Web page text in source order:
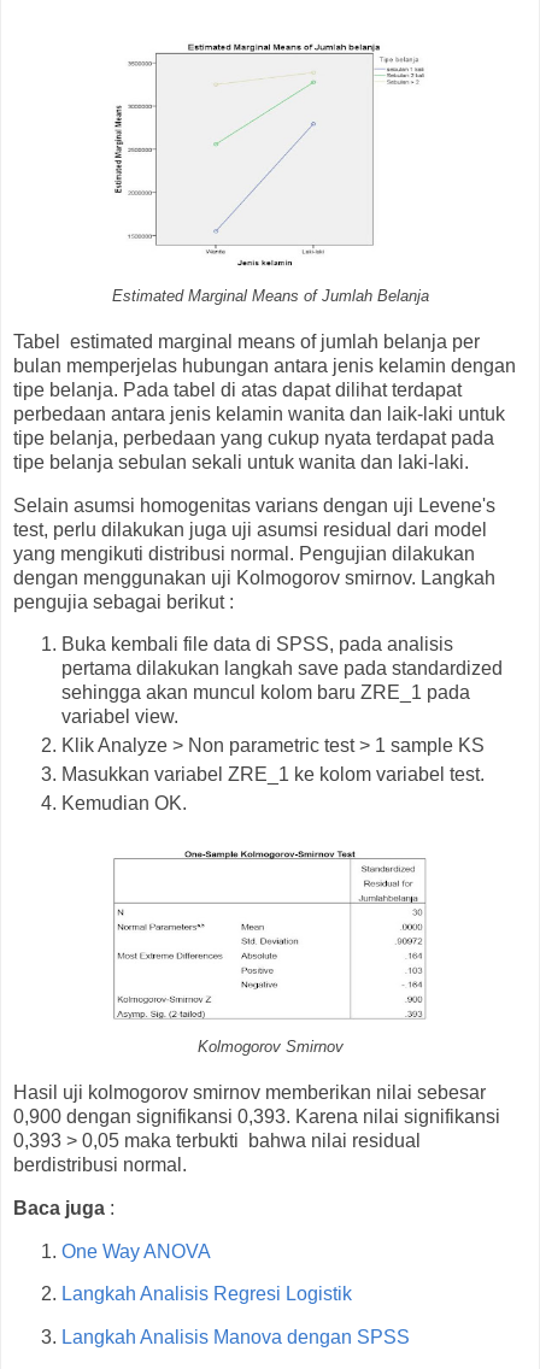
Estimated Marginal Means of Jumlah Belanja
Tabel estimated marginal means of jumlah belanja per
bulan memperjelas hubungan antara jenis kelamin dengan
tipe belanja. Pada tabel di atas dapat dilihat terdapat
perbedaan antara jenis kelamin wanita dan laik-laki untuk
tipe belanja, perbedaan yang cukup nyata terdapat pada
tipe belanja sebulan sekali untuk wanita dan laki-laki.
Selain asumsi homogenitas varians dengan uji Levene's
test, perlu dilakukan juga uji asumsi residual dari model
yang mengikuti distribusi normal. Pengujian dilakukan
dengan menggunakan uji Kolmogorov smirnov. Langkah
pengujia sebagai berikut :
Buka kembali file data di SPSS, pada analisis
pertama dilakukan langkah save pada standardized
sehingga akan muncul kolom baru ZRE_1 pada
variabel view.
Klik Analyze > Non parametric test > 1 sample KS
Masukkan variabel ZRE_1 ke kolom variabel test.
Kemudian OK.
Kolmogorov Smirnov
Hasil uji kolmogorov smirnov memberikan nilai sebesar
0,900 dengan signifikansi 0,393. Karena nilai signifikansi
0,393 > 0,05 maka terbukti bahwa nilai residual
berdistribusi normal.
Baca juga :
One Way ANOVA
Langkah Analisis Regresi Logistik
Langkah Analisis Manova dengan SPSS